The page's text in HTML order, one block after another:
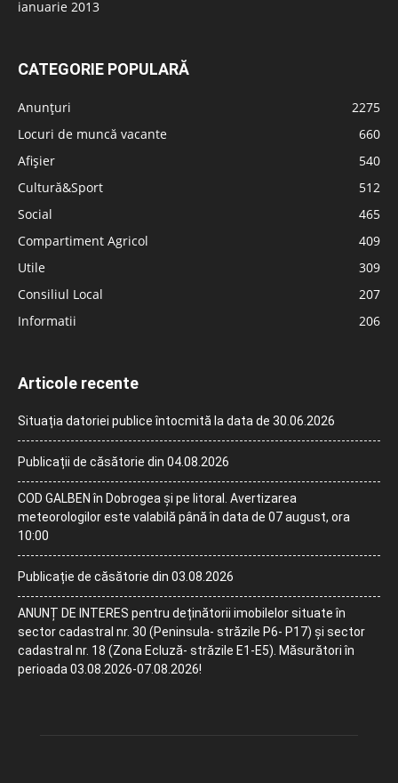
ianuarie 2013
CATEGORIE POPULARĂ
Anunțuri
2275
Locuri de muncă vacante
660
Afișier
540
Cultură&Sport
512
Social
465
Compartiment Agricol
409
Utile
309
Consiliul Local
207
Informatii
206
Articole recente
Situația datoriei publice întocmită la data de 30.06.2026
Publicații de căsătorie din 04.08.2026
COD GALBEN în Dobrogea și pe litoral. Avertizarea
meteorologilor este valabilă până în data de 07 august, ora
10:00
Publicație de căsătorie din 03.08.2026
ANUNȚ DE INTERES pentru deținătorii imobilelor situate în
sector cadastral nr. 30 (Peninsula- străzile P6- P17) și sector
cadastral nr. 18 (Zona Ecluză- străzile E1-E5). Măsurători în
perioada 03.08.2026-07.08.2026!